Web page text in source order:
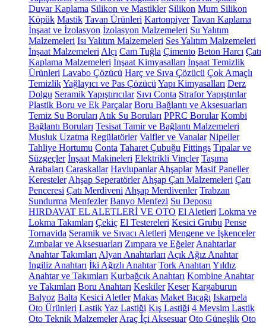
Duvar Kaplama Silikon ve Mastikler Silikon Mum Silikon
Köpük Mastik Tavan Ürünleri Kartonpiyer Tavan Kaplama
İnşaat ve İzolasyon İzolasyon Malzemeleri Su Yalıtım
Malzemeleri Isı Yalıtım Malzemeleri Ses Yalıtım Malzemeleri
İnşaat Malzemeleri Alçı Cam Tuğla Çimento Beton Harcı Çatı
Kaplama Malzemeleri İnşaat Kimyasalları İnşaat Temizlik
Ürünleri Lavabo Çözücü Harç ve Sıva Çözücü Çok Amaçlı
TemizlikYağlayıcı ve Pas Çözücü Yapı Kimyasalları Derz
Dolgu Seramik Yapıştırıcılar Sıvı Conta Strafor Yapıştırılar
Plastik Boru ve Ek Parçalar Boru Bağlantı ve Aksesuarları
Temiz Su Boruları Atık Su Boruları PPRC Borular Kombi
Bağlantı Boruları Tesisat Tamir ve Bağlantı Malzemeleri
Musluk Uzatma Regülatörler Valfler ve Vanalar Nipeller
Tahliye Hortumu Conta Taharet Çubuğu Fittings Tıpalar ve
Süzgeçler İnşaat Makineleri Elektrikli Vinçler Taşıma
Arabaları Caraskallar Havlupanlar Ahşaplar Masif Paneller
Keresteler Ahşap Seperatörler Ahşap Çatı Malzemeleri Çatı
Penceresi Çatı Merdiveni Ahşap Merdivenler Trabzan
Sundurma Menfezler Banyo Menfezi Su Deposu
HIRDAVAT EL ALETLERİ VE OTO El Aletleri Lokma ve
Lokma Takımları Çekiç El Testereleri Kesici Grubu Pense
Tornavida Seramik ve Sıvacı Aletleri Mengene ve İşkenceler
Zımbalar ve Aksesuarları Zımpara ve Eğeler Anahtarlar
Anahtar Takımları Alyan Anahtarları Açık Ağız Anahtar
İngiliz Anahtarı İki Ağızlı Anahtar Tork Anahtarı Yıldız
Anahtar ve Takımları Kurbağcık Anahtarı Kombine Anahtar
ve Takımları Boru Anahtarı Keskiler Keser Kargaburun
Balyoz Balta Kesici Aletler Makas Maket Bıçağı Iskarpela
Oto Ürünleri LastikYaz Lastiği Kış Lastiği 4 Mevsim Lastik
Oto Teknik Malzemeler Araç İçi Aksesuar Oto Güneşlik Oto